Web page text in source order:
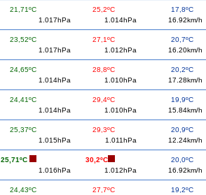
21,71ºC 25,2ºC
17,8ºC
1.017hPa 1.014hPa 16.92km/h
23,52ºC 27,1ºC
20,7ºC
1.017hPa 1.012hPa 16.20km/h
24,65ºC 28,8ºC
20,2ºC
1.014hPa 1.010hPa 17.28km/h
24,41ºC 29,4ºC
19,9ºC
1.014hPa 1.010hPa 15.84km/h
25,37ºC 29,3ºC
20,9ºC
1.015hPa 1.011hPa 12.24km/h
25,71ºC 30,2ºC
20,0ºC
1.016hPa 1.012hPa 16.92km/h
24,43ºC 27,7ºC
19,2ºC